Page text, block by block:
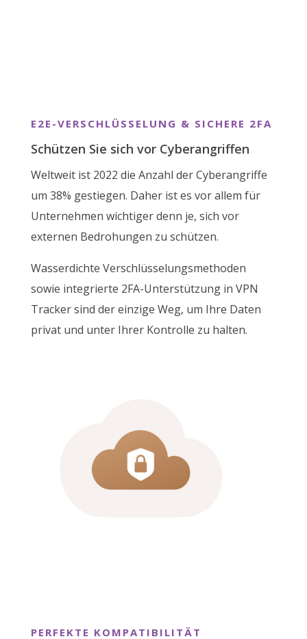
E2E-VERSCHLÜSSELUNG & SICHERE 2FA
Schützen Sie sich vor Cyberangriffen
Weltweit ist 2022 die Anzahl der Cyberangriffe
um 38% gestiegen. Daher ist es vor allem für
Unternehmen wichtiger denn je, sich vor
externen Bedrohungen zu schützen.
Wasserdichte Verschlüsselungsmethoden
sowie integrierte 2FA-Unterstützung in VPN
Tracker sind der einzige Weg, um Ihre Daten
privat und unter Ihrer Kontrolle zu halten.
PERFEKTE KOMPATIBILITÄT